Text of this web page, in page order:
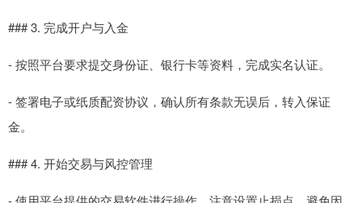
### 3. 完成开户与入金
- 按照平台要求提交身份证、银行卡等资料，完成实名认证。
- 签署电子或纸质配资协议，确认所有条款无误后，转入保证
金。
### 4. 开始交易与风控管理